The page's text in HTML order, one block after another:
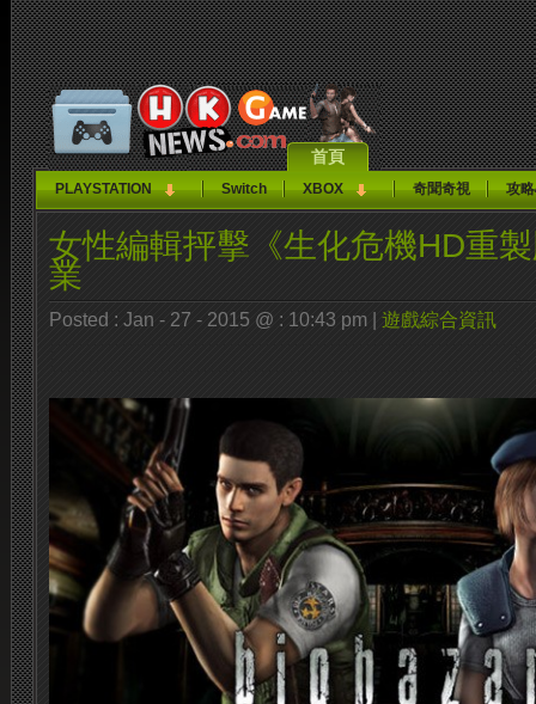
首頁
PLAYSTATION Switch XBOX 奇聞奇視 攻
女性編輯抨擊《生化危機HD重
業
Posted : Jan - 27 - 2015 @ : 10:43 pm | 遊戲綜合資訊